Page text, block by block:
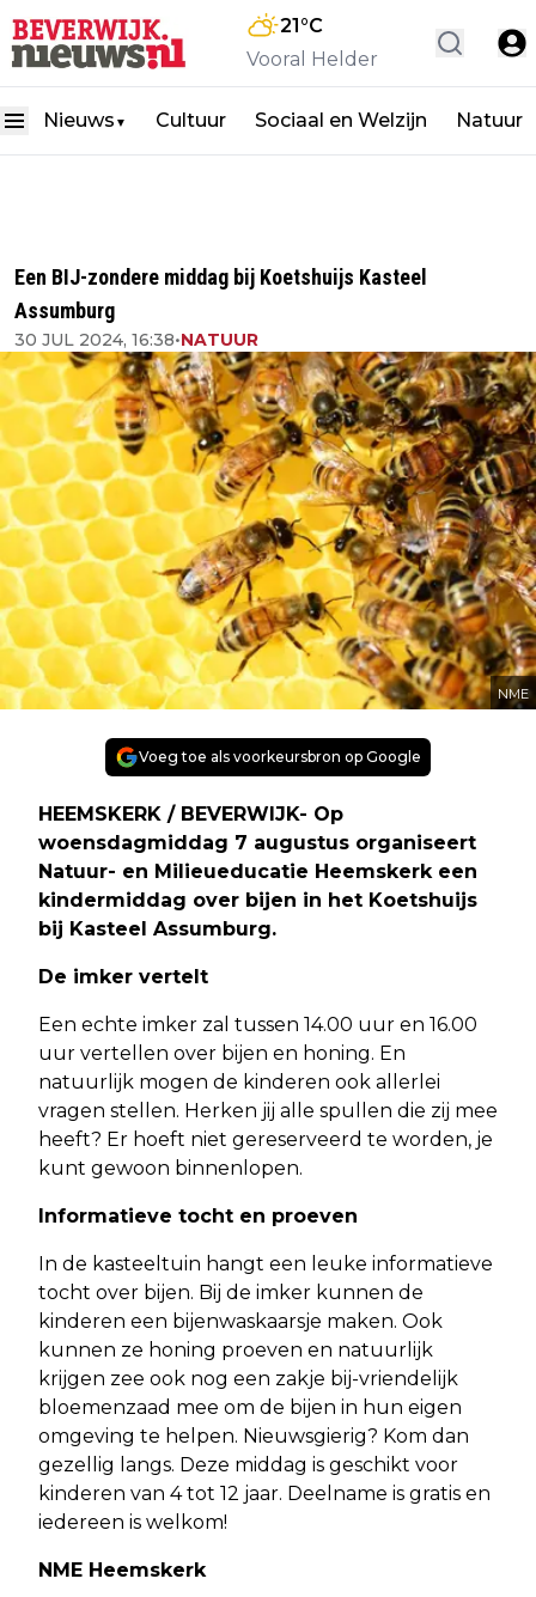
21°C
Vooral Helder
Nieuws ▼ Cultuur Sociaal en Welzijn Natuur
Een BIJ-zondere middag bij Koetshuijs Kasteel
Assumburg
30 JUL 2024, 16:38•NATUUR
NME
Voeg toe als voorkeursbron op Google
HEEMSKERK / BEVERWIJK- Op
woensdagmiddag 7 augustus organiseert
Natuur- en Milieueducatie Heemskerk een
kindermiddag over bijen in het Koetshuijs
bij Kasteel Assumburg.
De imker vertelt
Een echte imker zal tussen 14.00 uur en 16.00
uur vertellen over bijen en honing. En
natuurlijk mogen de kinderen ook allerlei
vragen stellen. Herken jij alle spullen die zij mee
heeft? Er hoeft niet gereserveerd te worden, je
kunt gewoon binnenlopen.
Informatieve tocht en proeven
In de kasteeltuin hangt een leuke informatieve
tocht over bijen. Bij de imker kunnen de
kinderen een bijenwaskaarsje maken. Ook
kunnen ze honing proeven en natuurlijk
krijgen zee ook nog een zakje bij-vriendelijk
bloemenzaad mee om de bijen in hun eigen
omgeving te helpen. Nieuwsgierig? Kom dan
gezellig langs. Deze middag is geschikt voor
kinderen van 4 tot 12 jaar. Deelname is gratis en
iedereen is welkom!
NME Heemskerk